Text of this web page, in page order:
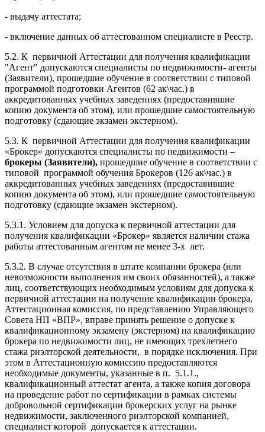
- выдачу аттестата;
- включение данных об аттестованном специалисте в Реестр.
5.2. К первичной Аттестации для получения квалификации
"Агент" допускаются специалисты по недвижимости- агенты
(Заявители), прошедшие обучение в соответствии с типовой
программой подготовки Агентов (62 ак\час.) в
аккредитованных учебных заведениях (предоставившие
копию документа об этом), или прошедшие самостоятельную
подготовку (сдающие экзамен экстерном).
5.3. К первичной Аттестации для получения квалификации
«Брокер» допускаются специалисты по недвижимости –
брокеры (Заявители), прошедшие обучение в соответствии с
типовой программой обучения Брокеров (126 ак\час.) в
аккредитованных учебных заведениях (предоставившие
копию документа об этом), или прошедшие самостоятельную
подготовку (сдающие экзамен экстерном).
5.3.1. Условием для допуска к первичной аттестации для
получения квалификации «Брокер» является наличии стажа
работы аттестованным агентом не менее 3-х лет.
5.3.2. В случае отсутствия в штате компании брокера (или
невозможности выполнения им своих обязанностей), а также
лиц, соответствующих необходимым условиям для допуска к
первичной аттестации на получение квалификации брокера,
Аттестационная комиссия, по представлению Управляющего
Совета НП «ВПР», вправе принять решение о допуске к
квалификационному экзамену (экстерном) на квалификацию
брокера по недвижимости лиц, не имеющих трехлетнего
стажа риэлторской деятельности, в порядке исключения. При
этом в Аттестационную комиссию предоставляются
необходимые документы, указанные в п. 5.1.1.,
квалификационный аттестат агента, а также копия договора
на проведение работ по сертификации в рамках системы
добровольной сертификации брокерских услуг на рынке
недвижимости, заключенного риэлторской компанией,
специалист которой допускается к аттестации.